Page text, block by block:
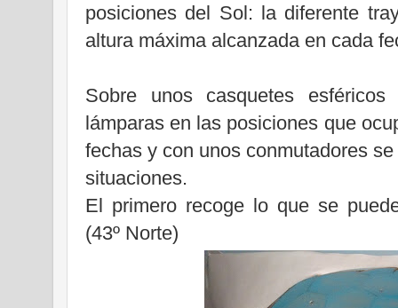
posiciones del Sol: la diferente
altura máxima alcanzada en cada
Sobre unos casquetes
lámparas en las posiciones que
fechas y con unos conmutadores
situaciones.
El primero recoge lo que se
(43º Norte)